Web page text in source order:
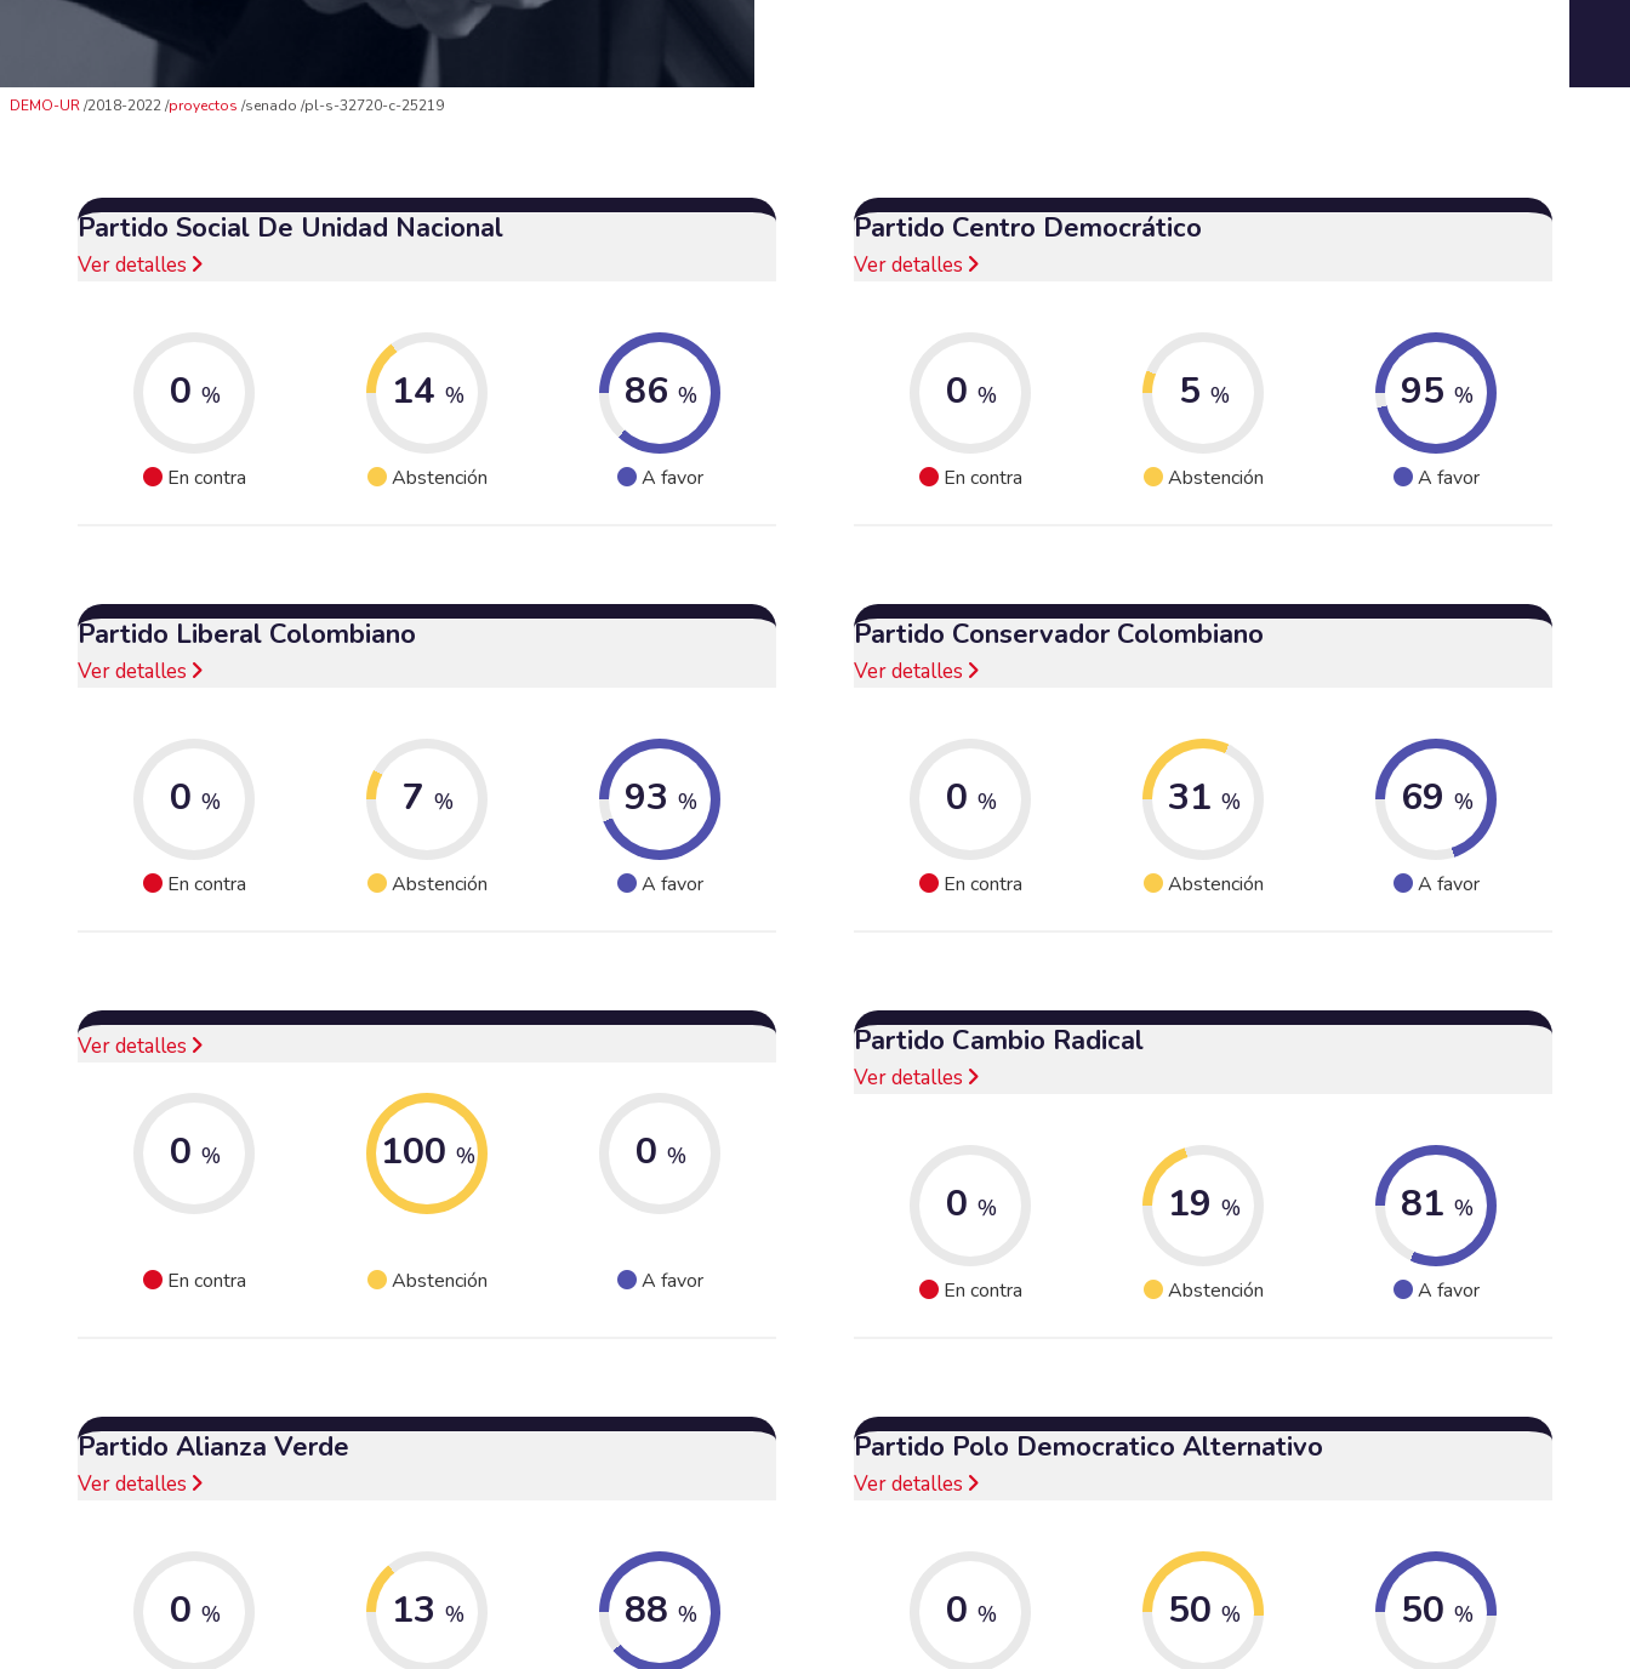
DEMO-UR 2018-2022 proyectos senado pl-s-32720-c-25219
Partido Social De Unidad Nacional
Ver detalles
0 %
En contra
14 %
Abstención
86 %
A favor
Partido Centro Democrático
Ver detalles
0 %
En contra
5 %
Abstención
95 %
A favor
Partido Liberal Colombiano
Ver detalles
0 %
En contra
7 %
Abstención
93 %
A favor
Partido Conservador Colombiano
Ver detalles
0 %
En contra
31 %
Abstención
69 %
A favor
Ver detalles
0 %
En contra
100 %
Abstención
0 %
A favor
Partido Cambio Radical
Ver detalles
0 %
En contra
19 %
Abstención
81 %
A favor
Partido Alianza Verde
Ver detalles
0 % 13 % 88 %
Partido Polo Democratico Alternativo
Ver detalles
0 % 50 % 50 %